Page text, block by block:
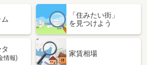
「住みたい街」
を見つけよう
情報)
家賃相場